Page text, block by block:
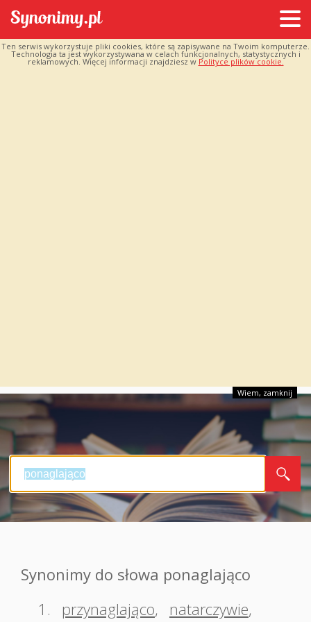
Ten serwis wykorzystuje pliki cookies, które są zapisywane na Twoim komputerze.
Technologia ta jest wykorzystywana w celach funkcjonalnych, statystycznych i
reklamowych. Więcej informacji znajdziesz w Polityce plików cookie.
Wiem, zamknij
Synonimy do słowa ponaglająco
1.
przynaglająco, natarczywie,